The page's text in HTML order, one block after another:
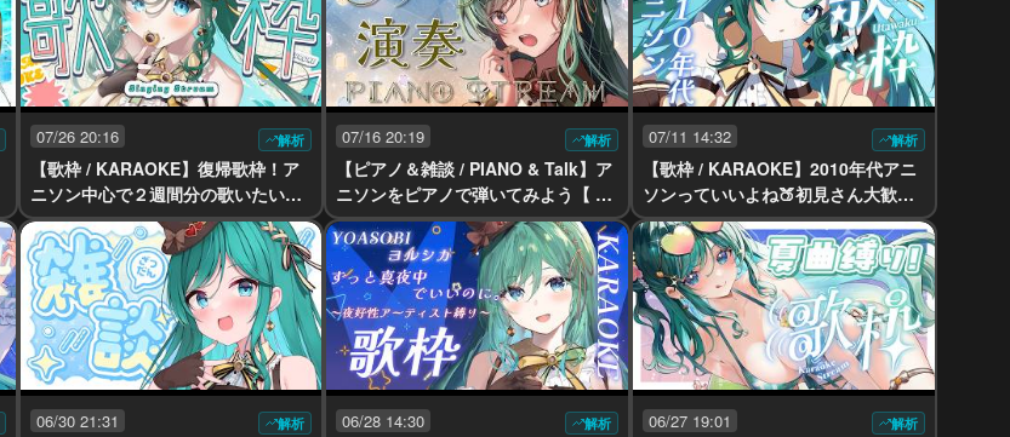
07/26 20:16 解析
【歌枠 / KARAOKE】復帰歌枠！ア
ニソン中心で２週間分の歌いたい気
持ちをこめて！【 #もかん #vtuber
#vsinger】
07/16 20:19 解析
【ピアノ＆雑談 / PIANO & Talk】ア
ニソンをピアノで弾いてみよう【 #
もかん #vtuber #vsinger】
07/11 14:32 解析
【歌枠 / KARAOKE】2010年代アニ
ソンっていいよね🍑初見さん大歓
迎！【 #もかん #vtuber #vsinger】
06/30 21:31 解析 06/28 14:30 解析 06/27 19:01 解析